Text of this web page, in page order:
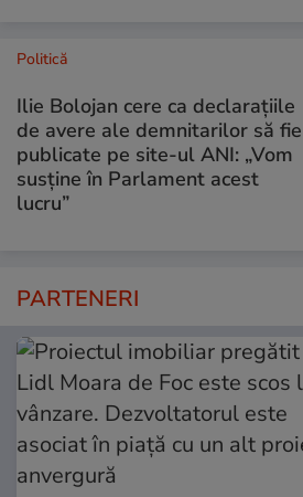
Politică
Ilie Bolojan cere ca declarațiile
de avere ale demnitarilor să fie
publicate pe site-ul ANI: „Vom
susține în Parlament acest
lucru”
PARTENERI